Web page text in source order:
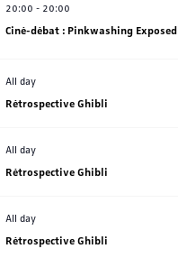
20:00 - 20:00
Ciné-débat : Pinkwashing Exposed
All day
Rétrospective Ghibli
All day
Rétrospective Ghibli
All day
Rétrospective Ghibli